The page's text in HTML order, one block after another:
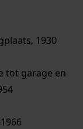
1930
tot garage en